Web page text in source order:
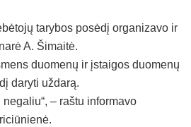
tarybos posėdį organizavo ir
A. Šimaitė.
duomenų ir įstaigos duomenų
daryti uždarą.
– raštu informavo